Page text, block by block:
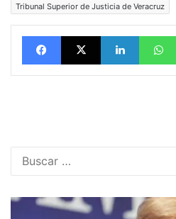
Tribunal Superior de Justicia de Veracruz
FacebookX LinkedIn